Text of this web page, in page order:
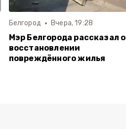
Белгород Вчера, 19:28
Мэр Белгорода рассказал о
восстановлении
повреждённого жилья